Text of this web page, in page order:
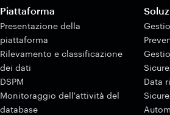
Piattaforma
Presentazione della
piattaforma
Rilevamento e classificazione
dei dati
DSPM
Monitoraggio dell'attività del
database
Data